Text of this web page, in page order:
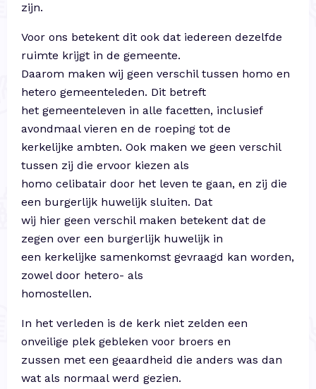
zijn.
Voor ons betekent dit ook dat iedereen dezelfde
ruimte krijgt in de gemeente.
Daarom maken wij geen verschil tussen homo en
hetero gemeenteleden. Dit betreft
het gemeenteleven in alle facetten, inclusief
avondmaal vieren en de roeping tot de
kerkelijke ambten. Ook maken we geen verschil
tussen zij die ervoor kiezen als
homo celibatair door het leven te gaan, en zij die
een burgerlijk huwelijk sluiten. Dat
wij hier geen verschil maken betekent dat de
zegen over een burgerlijk huwelijk in
een kerkelijke samenkomst gevraagd kan worden,
zowel door hetero- als
homostellen.
In het verleden is de kerk niet zelden een
onveilige plek gebleken voor broers en
zussen met een geaardheid die anders was dan
wat als normaal werd gezien.